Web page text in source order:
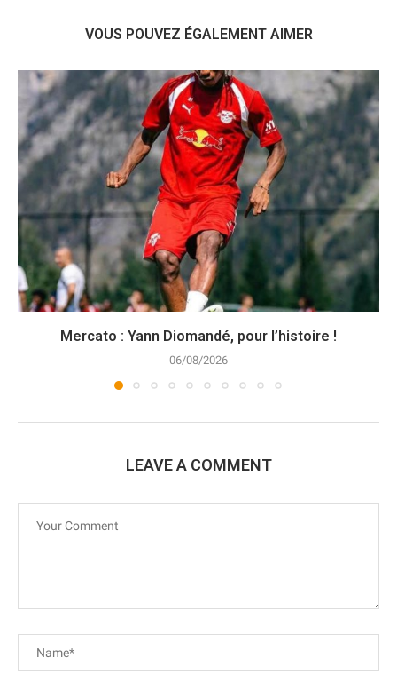
VOUS POUVEZ ÉGALEMENT AIMER
Mercato : Yann Diomandé, pour l’histoire !
06/08/2026
LEAVE A COMMENT